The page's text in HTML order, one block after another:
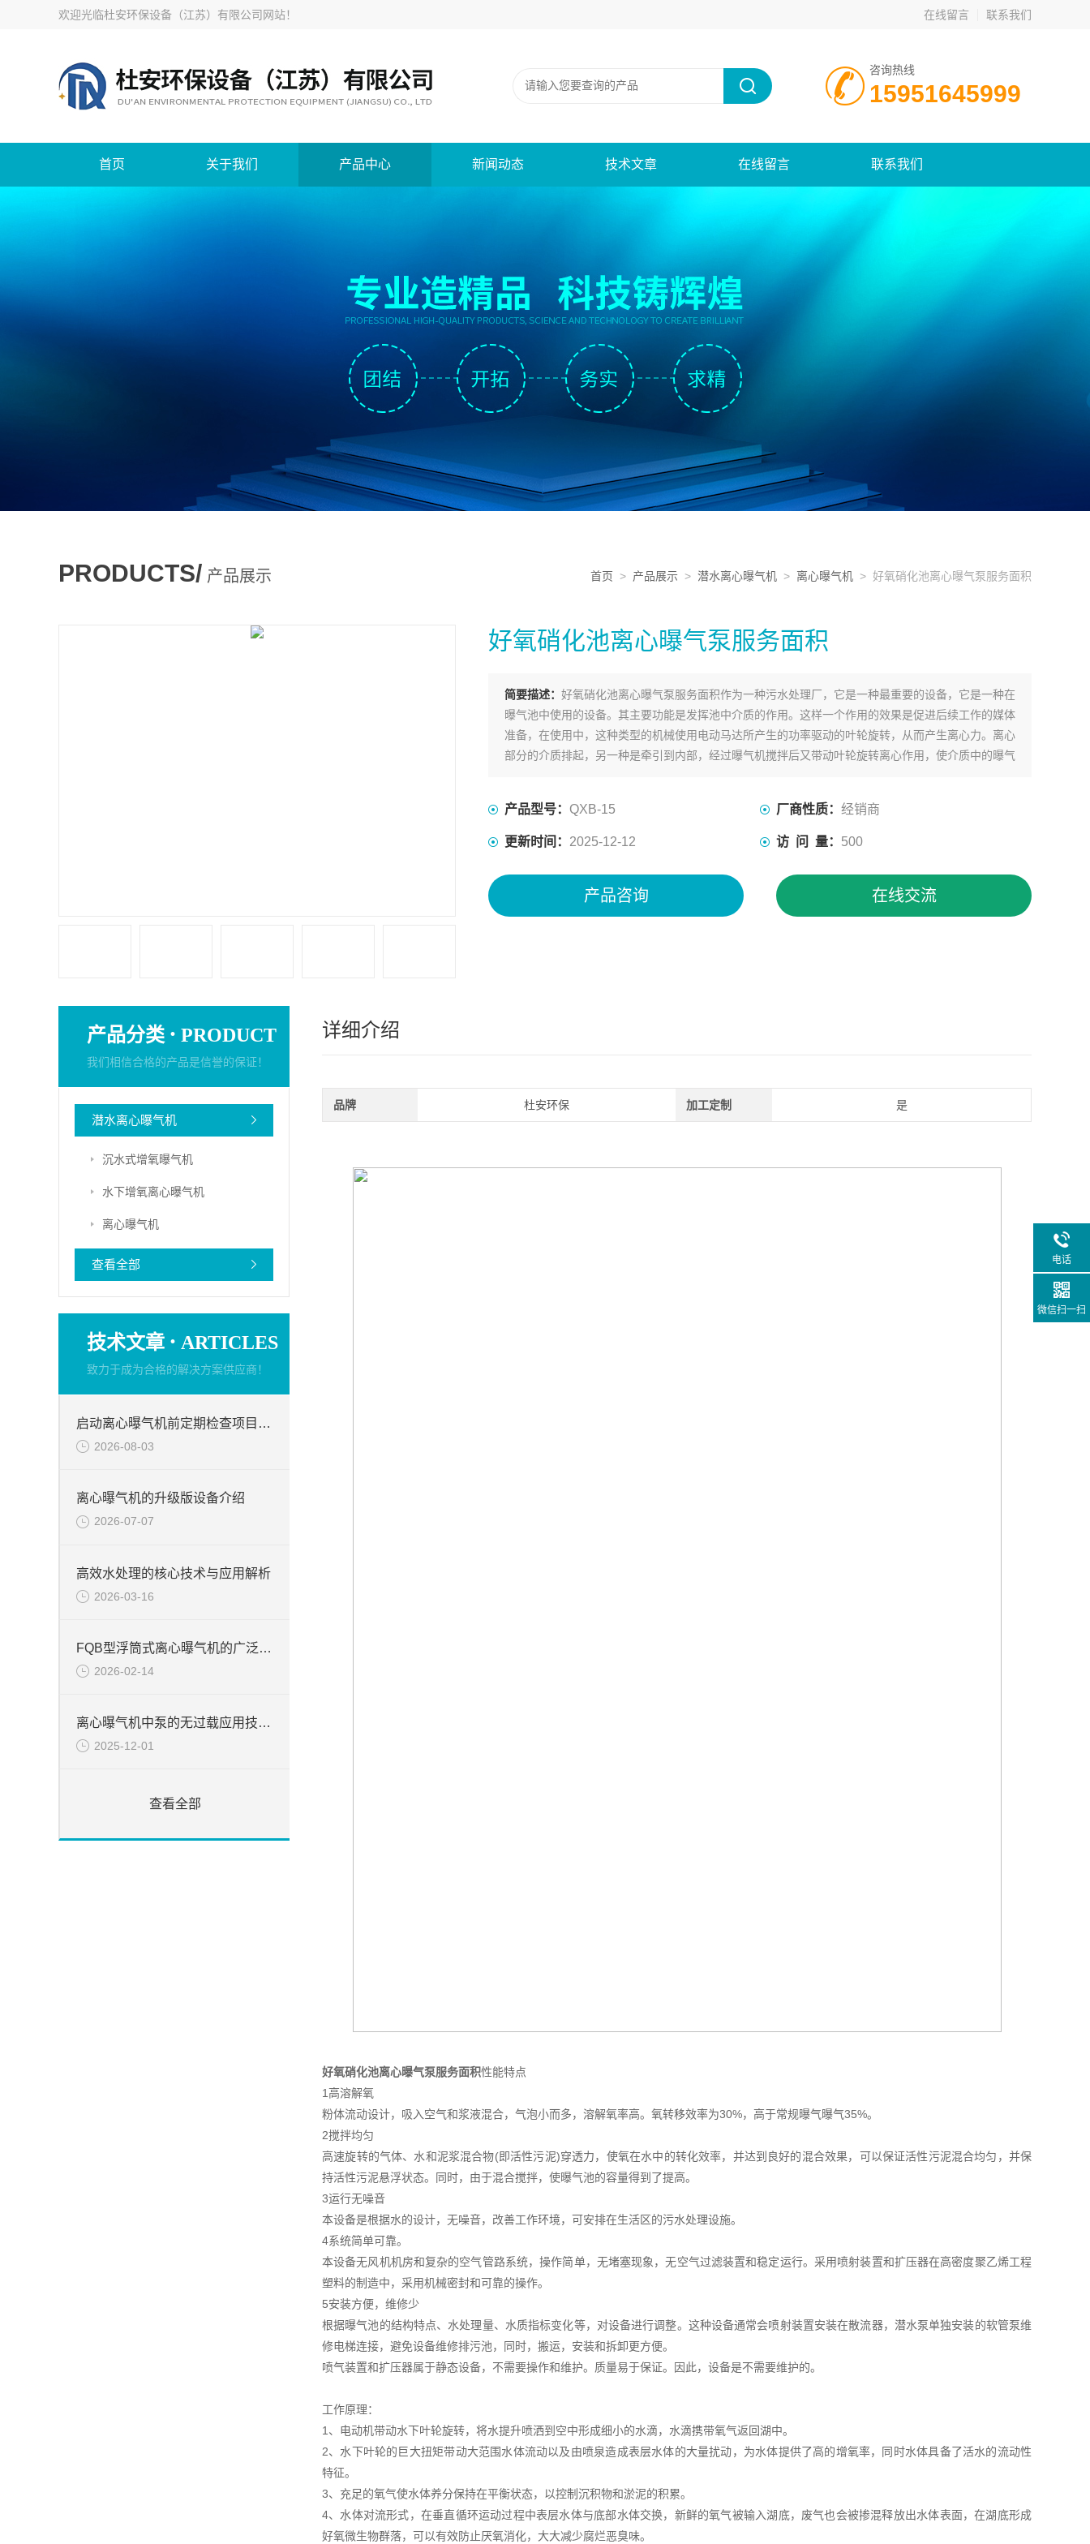
欢迎光临杜安环保设备（江苏）有限公司网站！ 在线留言 联系我们
咨询热线
15951645999
首页 关于我们 产品中心 新闻动态 技术文章 在线留言 联系我们
PRODUCTS/ 产品展示 首页 > 产品展示 > 潜水离心曝气机 > 离心曝气机 > 好氧硝化池离心曝气泵服务面积
好氧硝化池离心曝气泵服务面积
简要描述： 好氧硝化池离心曝气泵服务面积作为一种污水处理厂，它是一种最重要的设备，它是一种在
曝气池中使用的设备。其主要功能是发挥池中介质的作用。这样一个作用的效果是促进后续工作的媒体
准备，在使用中，这种类型的机械使用电动马达所产生的功率驱动的叶轮旋转，从而产生离心力。离心
部分的介质排起，另一种是牵引到内部，经过曝气机搅拌后又带动叶轮旋转离心作用，使介质中的曝气
产品型号： QXB-15 厂商性质： 经销商
更新时间： 2025-12-12 访 问 量： 500
产品咨询 在线交流
产品分类 · PRODUCT
我们相信合格的产品是信誉的保证！
潜水离心曝气机
沉水式增氧曝气机
水下增氧离心曝气机
离心曝气机
查看全部
技术文章 · ARTICLES
致力于成为合格的解决方案供应商！
启动离心曝气机前定期检查项目分析
2026-08-03
离心曝气机的升级版设备介绍
2026-07-07
高效水处理的核心技术与应用解析
2026-03-16
FQB型浮筒式离心曝气机的广泛应用
2026-02-14
离心曝气机中泵的无过载应用技术说明
2025-12-01
查看全部
详细介绍
品牌 杜安环保 加工定制 是
好氧硝化池离心曝气泵服务面积性能特点
1高溶解氧
粉体流动设计，吸入空气和浆液混合，气泡小而多，溶解氧率高。氧转移效率为30%，高于常规曝气曝气35%。
2搅拌均匀
高速旋转的气体、水和泥浆混合物(即活性污泥)穿透力，使氧在水中的转化效率，并达到良好的混合效果，可以保证活性污泥混合均匀，并保
持活性污泥悬浮状态。同时，由于混合搅拌，使曝气池的容量得到了提高。
3运行无噪音
本设备是根据水的设计，无噪音，改善工作环境，可安排在生活区的污水处理设施。
4系统简单可靠。
本设备无风机机房和复杂的空气管路系统，操作简单，无堵塞现象，无空气过滤装置和稳定运行。采用喷射装置和扩压器在高密度聚乙烯工程
塑料的制造中，采用机械密封和可靠的操作。
5安装方便，维修少
根据曝气池的结构特点、水处理量、水质指标变化等，对设备进行调整。这种设备通常会喷射装置安装在散流器，潜水泵单独安装的软管泵维
修电梯连接，避免设备维修排污池，同时，搬运，安装和拆卸更方便。
喷气装置和扩压器属于静态设备，不需要操作和维护。质量易于保证。因此，设备是不需要维护的。
工作原理：
1、电动机带动水下叶轮旋转，将水提升喷洒到空中形成细小的水滴，水滴携带氧气返回湖中。
2、水下叶轮的巨大扭矩带动大范围水体流动以及由喷泉造成表层水体的大量扰动，为水体提供了高的增氧率，同时水体具备了活水的流动性
特征。
3、充足的氧气使水体养分保持在平衡状态，以控制沉积物和淤泥的积累。
4、水体对流形式，在垂直循环运动过程中表层水体与底部水体交换，新鲜的氧气被输入湖底，废气也会被掺混释放出水体表面，在湖底形成
好氧微生物群落，可以有效防止厌氧消化，大大减少腐烂恶臭味。
电话
微信扫一扫